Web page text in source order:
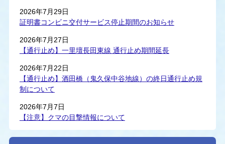
2026年7月29日
証明書コンビニ交付サービス停止期間のお知らせ
2026年7月27日
【通行止め】一里壇長田東線 通行止め期間延長
2026年7月22日
【通行止め】酒田橋（鬼久保中谷地線）の終日通行止め規
制について
2026年7月7日
【注意】クマの目撃情報について